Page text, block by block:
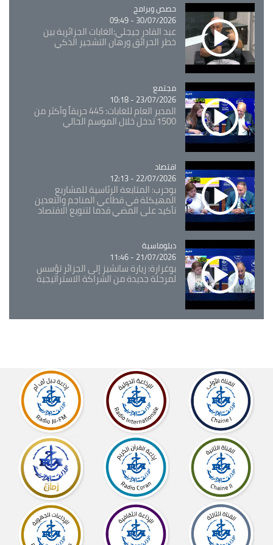
Catégorie
حصص وبرامج
30/07/2026 - 09:49
عبد القادر جيجلي:الغابات الجزائرية بين
خطر الحرائق ورهان التشجير الذكي
Catégorie
مجتمع
23/07/2026 - 10:18
المدير العام للغابات: 445 حريقاً وأكثر من
1500 تدخل خلال الموسم الحالي
Catégorie
اقتصاد
22/07/2026 - 12:13
بوحرب: المتابعة الرئاسية للمشاريع
المهيكلة في قطاعي المناجم والتعدين
تأكيد على المضي قدما لتنويع الاقتصاد
Catégorie
دبلوماسية
21/07/2026 - 11:46
بوغرارة: زيارة سانشيز إلى الجزائر تؤسس
لمرحلة جديدة من الشراكة الاستراتيجية